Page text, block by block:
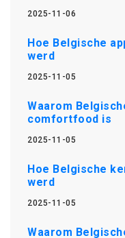
2025-11-06
Hoe Belgische
werd
2025-11-05
Waarom
comfortfood is
2025-11-05
Hoe Belgische
werd
2025-11-05
Waarom